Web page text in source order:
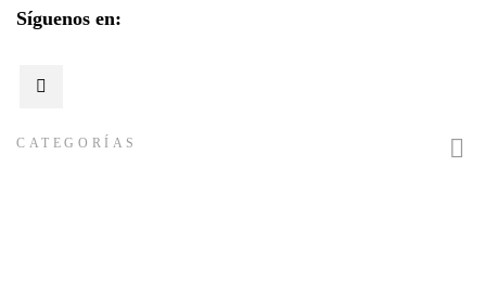
Síguenos en:
CATEGORÍAS 